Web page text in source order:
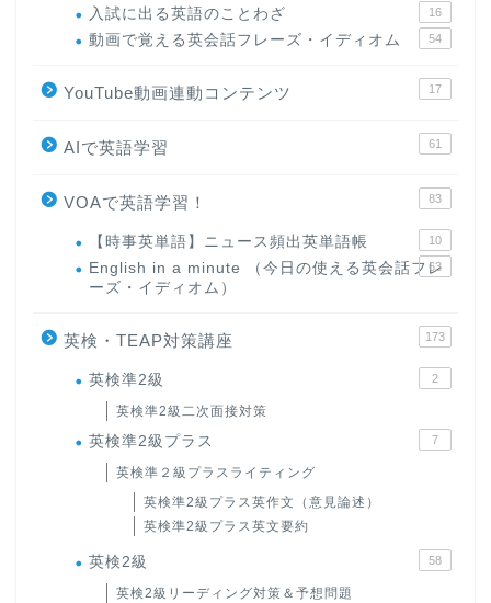
入試に出る英語のことわざ 16
動画で覚える英会話フレーズ・イディオム 54
YouTube動画連動コンテンツ 17
AIで英語学習 61
VOAで英語学習！ 83
【時事英単語】ニュース頻出英単語帳 10
English in a minute （今日の使える英会話フレ
ーズ・イディオム）
63
英検・TEAP対策講座 173
英検準2級 2
英検準2級二次面接対策
英検準2級プラス 7
英検準２級プラスライティング
英検準2級プラス英作文（意見論述）
英検準2級プラス英文要約
英検2級 58
英検2級リーディング対策＆予想問題